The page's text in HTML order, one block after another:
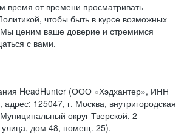
время от времени просматривать
чтобы быть в курсе возможных
ценим ваше доверие и стремимся
с вами.
HeadHunter (ООО «Хэдхантер», ИНН
125047, г. Москва, внутригородская
округ Тверской, 2-
улица, дом 48, помещ. 25).